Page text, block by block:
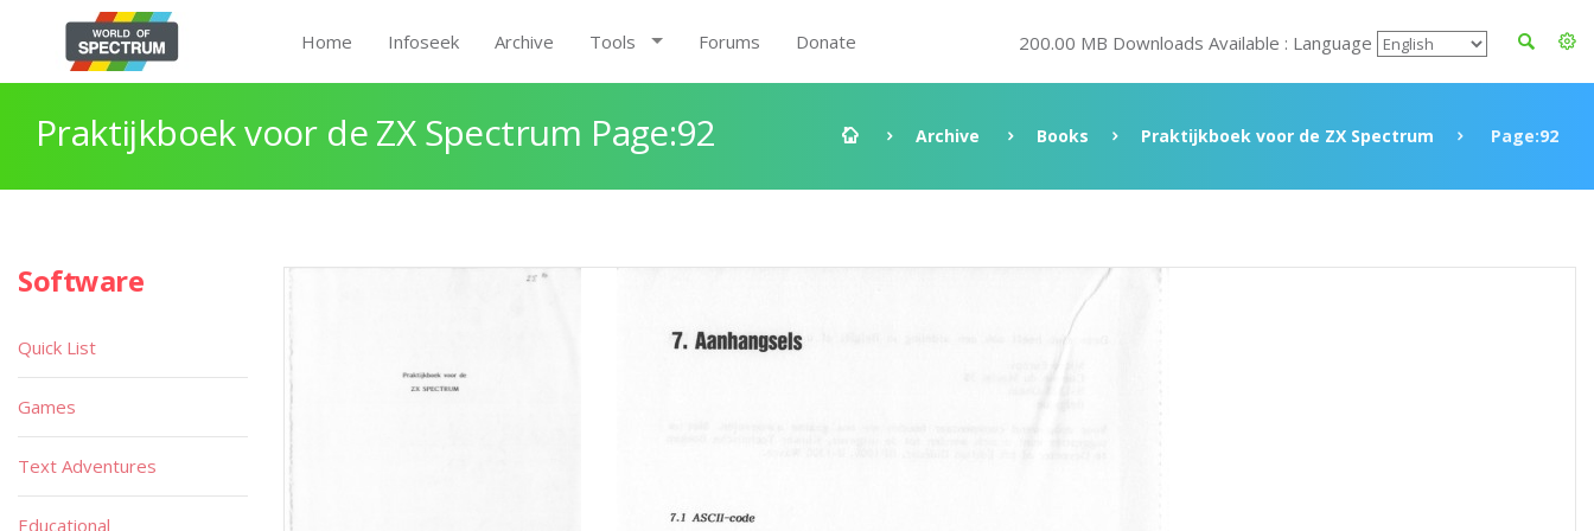
Home Infoseek Archive Tools Forums Donate 200.00 MB Downloads Available : Language
Praktijkboek voor de ZX Spectrum Page:92 Archive Books Praktijkboek voor de ZX Spectrum Page:92
Software
Quick List
Games
Text Adventures
Educational